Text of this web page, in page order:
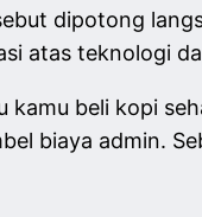
dipotong
atas teknologi
kamu beli kopi
biaya admin.